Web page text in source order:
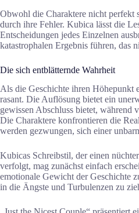
Obwohl die Charaktere nicht perfekt
durch ihre Fehler. Kubica lässt die
Entscheidungen jedes Einzelnen
katastrophalen Ergebnis führen, das
Die sich entblätternde Wahrheit
Als die Geschichte ihren Höhepunkt
rasant. Die Auflösung bietet ein
gewissen Abschluss bietet, während
Die Charaktere konfrontieren die
werden gezwungen, sich einer
Kubicas Schreibstil, der einen
verfolgt, mag zunächst einfach
emotionale Gewicht der Geschichte
in die Ängste und Turbulenzen zu